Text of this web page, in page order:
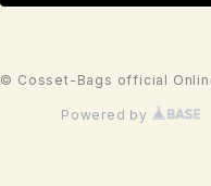
© Cosset-Bags official
Powered by